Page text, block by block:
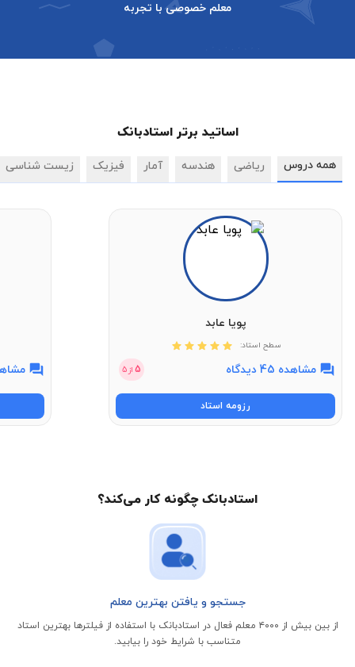
معلم خصوصی با تجربه
اساتید برتر استادبانک
همه دروس ریاضی هندسه آمار فیزیک زیست شناسی
پویا عابد
سطح استاد:
مشاهده 45 دیدگاه 5 از 5
رزومه استاد
مشاهده
استادبانک چگونه کار می‌کند؟
جستجو و یافتن بهترین معلم
از بین بیش از ۴۰۰۰ معلم فعال در استادبانک با استفاده از فیلتر‌ها بهترین استاد
متناسب با شرایط خود را بیابید.